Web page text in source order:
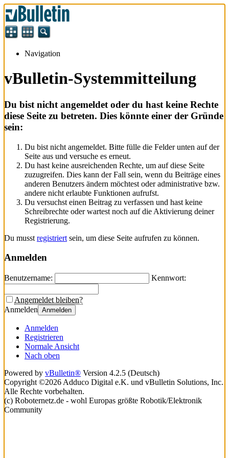
Navigation
vBulletin-Systemmitteilung
Du bist nicht angemeldet oder du hast keine Rechte
diese Seite zu betreten. Dies könnte einer der Gründe
sein:
Du bist nicht angemeldet. Bitte fülle die Felder unten auf der
Seite aus und versuche es erneut.
Du hast keine ausreichenden Rechte, um auf diese Seite
zuzugreifen. Dies kann der Fall sein, wenn du Beiträge eines
anderen Benutzers ändern möchtest oder administrative bzw.
andere nicht erlaubte Funktionen aufrufst.
Du versuchst einen Beitrag zu verfassen und hast keine
Schreibrechte oder wartest noch auf die Aktivierung deiner
Registrierung.
Du musst registriert sein, um diese Seite aufrufen zu können.
Anmelden
Benutzername: Kennwort:
Angemeldet bleiben?
Anmelden Anmelden
Anmelden
Registrieren
Normale Ansicht
Nach oben
Powered by vBulletin® Version 4.2.5 (Deutsch)
Copyright ©2026 Adduco Digital e.K. und vBulletin Solutions, Inc.
Alle Rechte vorbehalten.
(c) Roboternetz.de - wohl Europas größte Robotik/Elektronik
Community